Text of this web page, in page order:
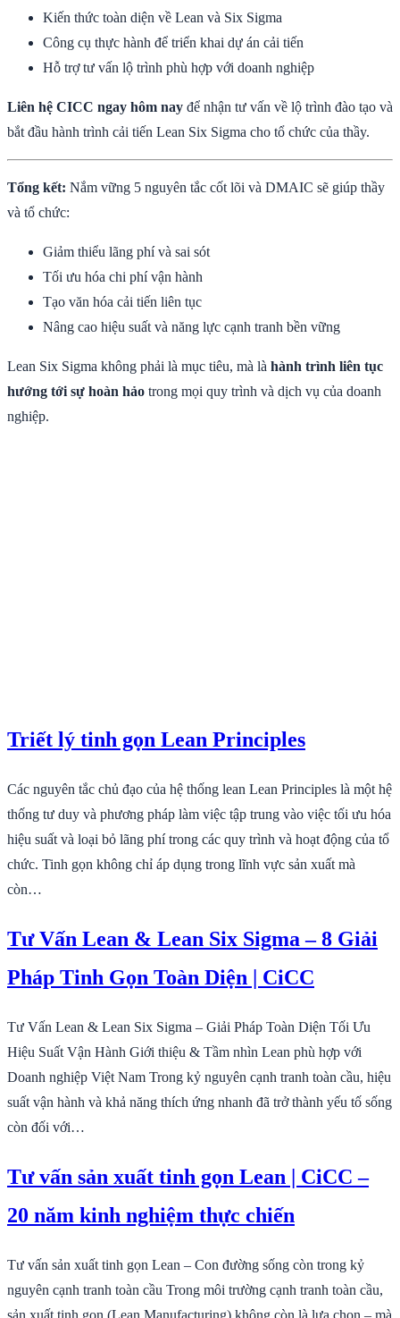
Kiến thức toàn diện về Lean và Six Sigma
Công cụ thực hành để triển khai dự án cải tiến
Hỗ trợ tư vấn lộ trình phù hợp với doanh nghiệp
Liên hệ CICC ngay hôm nay để nhận tư vấn về lộ trình đào tạo và
bắt đầu hành trình cải tiến Lean Six Sigma cho tổ chức của thầy.
Tổng kết: Nắm vững 5 nguyên tắc cốt lõi và DMAIC sẽ giúp thầy
và tổ chức:
Giảm thiểu lãng phí và sai sót
Tối ưu hóa chi phí vận hành
Tạo văn hóa cải tiến liên tục
Nâng cao hiệu suất và năng lực cạnh tranh bền vững
Lean Six Sigma không phải là mục tiêu, mà là hành trình liên tục
hướng tới sự hoàn hảo trong mọi quy trình và dịch vụ của doanh
nghiệp.
Triết lý tinh gọn Lean Principles
Các nguyên tắc chủ đạo của hệ thống lean Lean Principles là một hệ
thống tư duy và phương pháp làm việc tập trung vào việc tối ưu hóa
hiệu suất và loại bỏ lãng phí trong các quy trình và hoạt động của tổ
chức. Tinh gọn không chỉ áp dụng trong lĩnh vực sản xuất mà
còn…
Tư Vấn Lean & Lean Six Sigma – 8 Giải
Pháp Tinh Gọn Toàn Diện | CiCC
Tư Vấn Lean & Lean Six Sigma – Giải Pháp Toàn Diện Tối Ưu
Hiệu Suất Vận Hành Giới thiệu & Tầm nhìn Lean phù hợp với
Doanh nghiệp Việt Nam Trong kỷ nguyên cạnh tranh toàn cầu, hiệu
suất vận hành và khả năng thích ứng nhanh đã trở thành yếu tố sống
còn đối với…
Tư vấn sản xuất tinh gọn Lean | CiCC –
20 năm kinh nghiệm thực chiến
Tư vấn sản xuất tinh gọn Lean – Con đường sống còn trong kỷ
nguyên cạnh tranh toàn cầu Trong môi trường cạnh tranh toàn cầu,
sản xuất tinh gọn (Lean Manufacturing) không còn là lựa chọn – mà